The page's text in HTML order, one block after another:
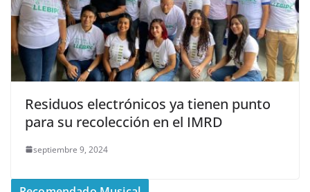
Residuos electrónicos ya tienen punto
para su recolección en el IMRD
septiembre 9, 2024